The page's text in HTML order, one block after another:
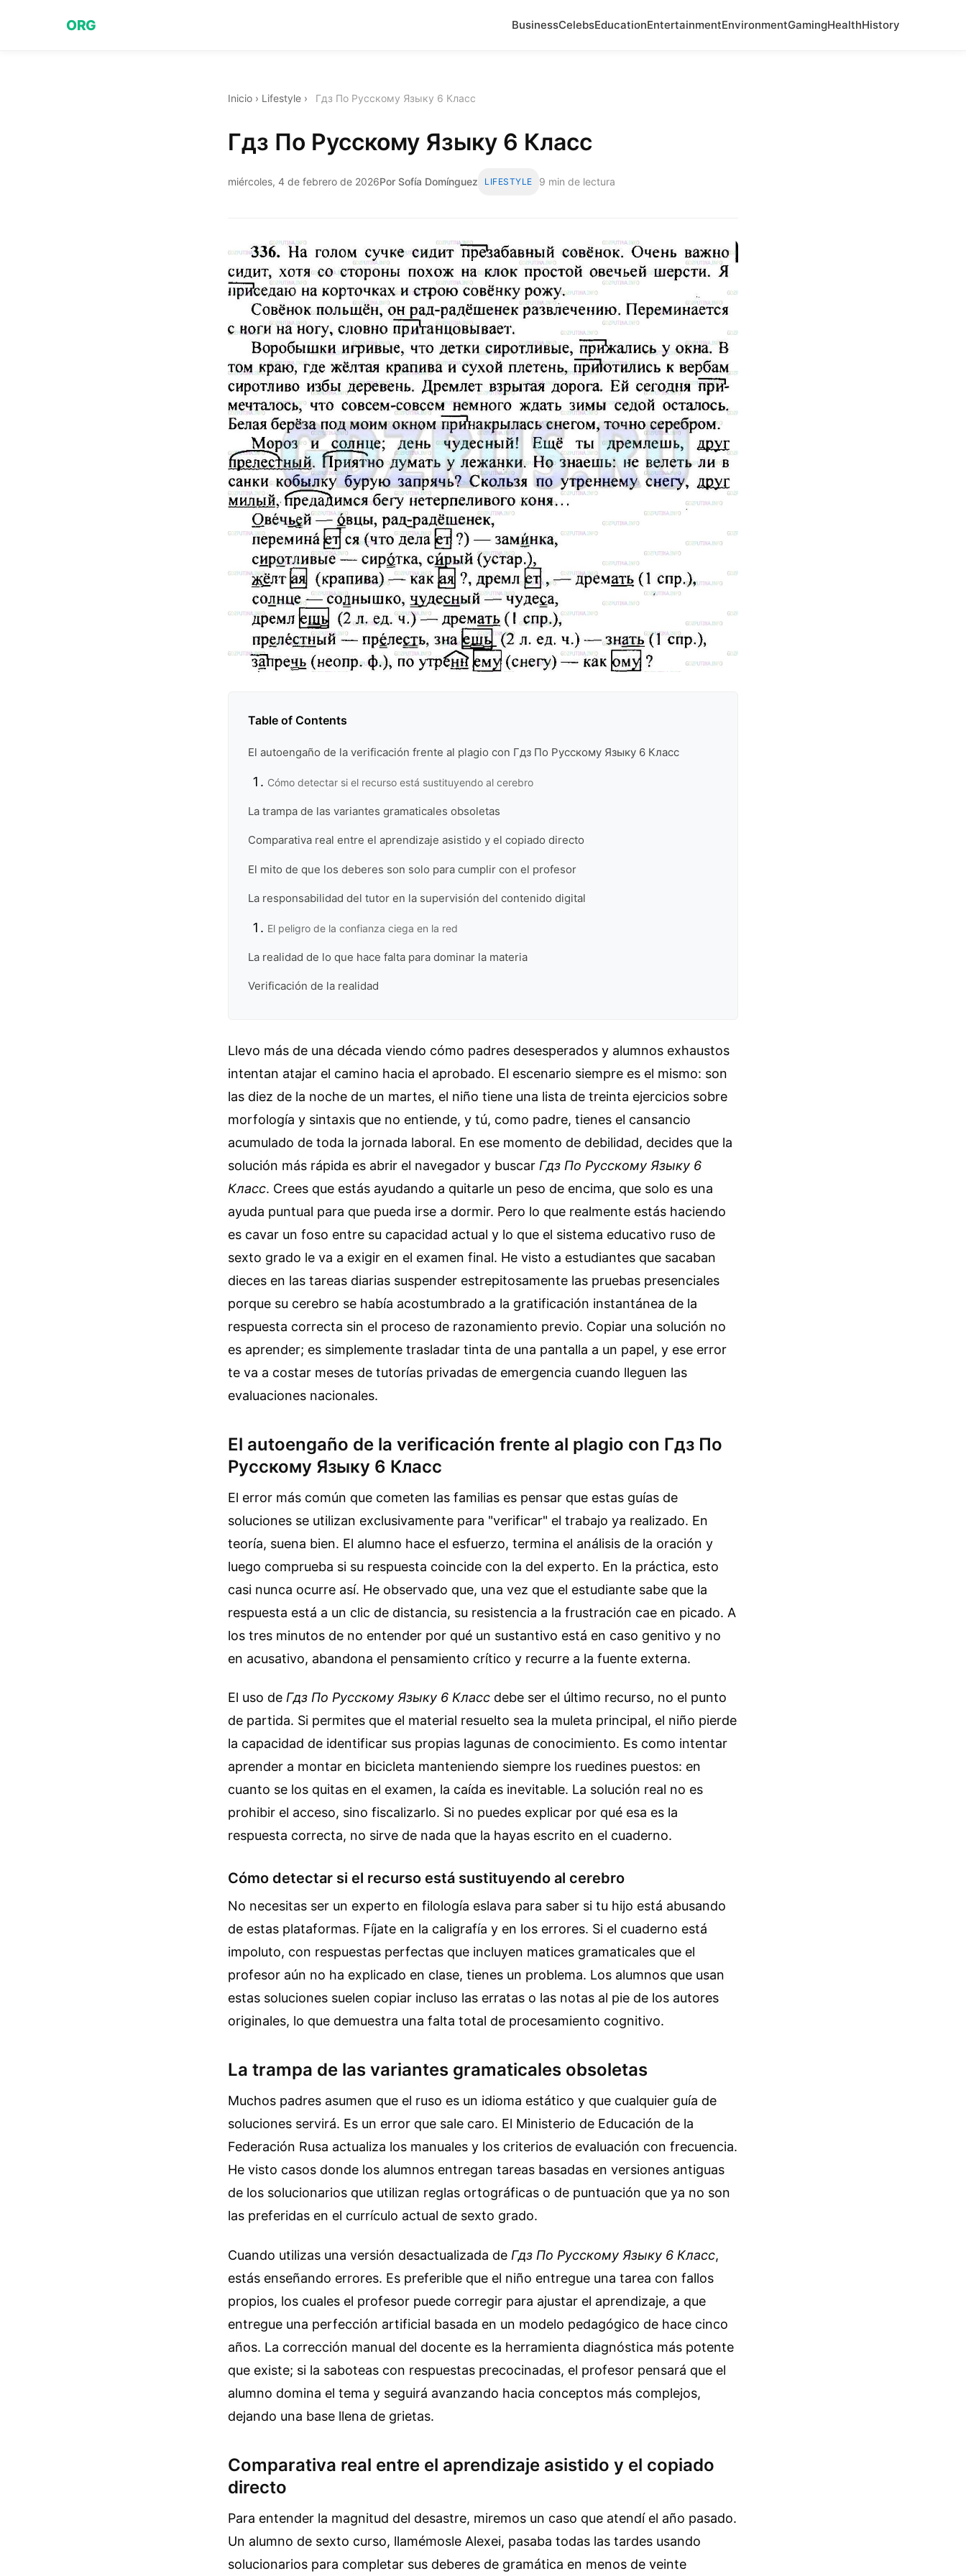
ORG BusinessCelebsEducationEntertainmentEnvironmentGamingHealthHistory
Inicio › Lifestyle › Гдз По Русскому Языку 6 Класс
Гдз По Русскому Языку 6 Класс
miércoles, 4 de febrero de 2026Por Sofía Domínguez LIFESTYLE 9 min de lectura
Table of Contents
El autoengaño de la verificación frente al plagio con Гдз По Русскому Языку 6 Класс
Cómo detectar si el recurso está sustituyendo al cerebro
La trampa de las variantes gramaticales obsoletas
Comparativa real entre el aprendizaje asistido y el copiado directo
El mito de que los deberes son solo para cumplir con el profesor
La responsabilidad del tutor en la supervisión del contenido digital
El peligro de la confianza ciega en la red
La realidad de lo que hace falta para dominar la materia
Verificación de la realidad
Llevo más de una década viendo cómo padres desesperados y alumnos exhaustos
intentan atajar el camino hacia el aprobado. El escenario siempre es el mismo: son
las diez de la noche de un martes, el niño tiene una lista de treinta ejercicios sobre
morfología y sintaxis que no entiende, y tú, como padre, tienes el cansancio
acumulado de toda la jornada laboral. En ese momento de debilidad, decides que la
solución más rápida es abrir el navegador y buscar Гдз По Русскому Языку 6
Класс. Crees que estás ayudando a quitarle un peso de encima, que solo es una
ayuda puntual para que pueda irse a dormir. Pero lo que realmente estás haciendo
es cavar un foso entre su capacidad actual y lo que el sistema educativo ruso de
sexto grado le va a exigir en el examen final. He visto a estudiantes que sacaban
dieces en las tareas diarias suspender estrepitosamente las pruebas presenciales
porque su cerebro se había acostumbrado a la gratificación instantánea de la
respuesta correcta sin el proceso de razonamiento previo. Copiar una solución no
es aprender; es simplemente trasladar tinta de una pantalla a un papel, y ese error
te va a costar meses de tutorías privadas de emergencia cuando lleguen las
evaluaciones nacionales.
El autoengaño de la verificación frente al plagio con Гдз По
Русскому Языку 6 Класс
El error más común que cometen las familias es pensar que estas guías de
soluciones se utilizan exclusivamente para "verificar" el trabajo ya realizado. En
teoría, suena bien. El alumno hace el esfuerzo, termina el análisis de la oración y
luego comprueba si su respuesta coincide con la del experto. En la práctica, esto
casi nunca ocurre así. He observado que, una vez que el estudiante sabe que la
respuesta está a un clic de distancia, su resistencia a la frustración cae en picado. A
los tres minutos de no entender por qué un sustantivo está en caso genitivo y no
en acusativo, abandona el pensamiento crítico y recurre a la fuente externa.
El uso de Гдз По Русскому Языку 6 Класс debe ser el último recurso, no el punto
de partida. Si permites que el material resuelto sea la muleta principal, el niño pierde
la capacidad de identificar sus propias lagunas de conocimiento. Es como intentar
aprender a montar en bicicleta manteniendo siempre los ruedines puestos: en
cuanto se los quitas en el examen, la caída es inevitable. La solución real no es
prohibir el acceso, sino fiscalizarlo. Si no puedes explicar por qué esa es la
respuesta correcta, no sirve de nada que la hayas escrito en el cuaderno.
Cómo detectar si el recurso está sustituyendo al cerebro
No necesitas ser un experto en filología eslava para saber si tu hijo está abusando
de estas plataformas. Fíjate en la caligrafía y en los errores. Si el cuaderno está
impoluto, con respuestas perfectas que incluyen matices gramaticales que el
profesor aún no ha explicado en clase, tienes un problema. Los alumnos que usan
estas soluciones suelen copiar incluso las erratas o las notas al pie de los autores
originales, lo que demuestra una falta total de procesamiento cognitivo.
La trampa de las variantes gramaticales obsoletas
Muchos padres asumen que el ruso es un idioma estático y que cualquier guía de
soluciones servirá. Es un error que sale caro. El Ministerio de Educación de la
Federación Rusa actualiza los manuales y los criterios de evaluación con frecuencia.
He visto casos donde los alumnos entregan tareas basadas en versiones antiguas
de los solucionarios que utilizan reglas ortográficas o de puntuación que ya no son
las preferidas en el currículo actual de sexto grado.
Cuando utilizas una versión desactualizada de Гдз По Русскому Языку 6 Класс,
estás enseñando errores. Es preferible que el niño entregue una tarea con fallos
propios, los cuales el profesor puede corregir para ajustar el aprendizaje, a que
entregue una perfección artificial basada en un modelo pedagógico de hace cinco
años. La corrección manual del docente es la herramienta diagnóstica más potente
que existe; si la saboteas con respuestas precocinadas, el profesor pensará que el
alumno domina el tema y seguirá avanzando hacia conceptos más complejos,
dejando una base llena de grietas.
Comparativa real entre el aprendizaje asistido y el copiado
directo
Para entender la magnitud del desastre, miremos un caso que atendí el año pasado.
Un alumno de sexto curso, llamémosle Alexei, pasaba todas las tardes usando
solucionarios para completar sus deberes de gramática en menos de veinte